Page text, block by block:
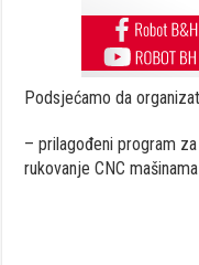
Podsjećamo da
– prilagođeni program
rukovanje CNC mašinama